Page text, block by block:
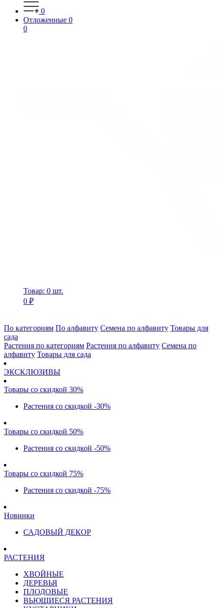
0
Отложенные 0
0
Товар: 0 шт.
0 ₽
По категориям По алфавиту Семена по алфавиту Товары для
сада
Растения по категориям Растения по алфавиту Семена по
алфавиту Товары для сада
ЭКСКЛЮЗИВЫ
Товары со скидкой 30%
Растения со скидкой -30%
Товары со скидкой 50%
Растения со скидкой -50%
Товары со скидкой 75%
Растения со скидкой -75%
Новинки
САДОВЫЙ ДЕКОР
РАСТЕНИЯ
ХВОЙНЫЕ
ДЕРЕВЬЯ
ПЛОДОВЫЕ
ВЬЮЩИЕСЯ РАСТЕНИЯ